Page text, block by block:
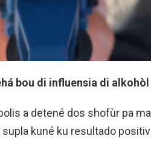
bou di influensia di alkohòl
a detené dos shofùr pa
kuné ku resultado